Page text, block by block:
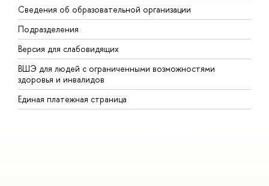
Сведения об образовательной организации
Подразделения
Версия для слабовидящих
ВШЭ для людей с ограниченными возможностями
здоровья и инвалидов
Единая платежная страница